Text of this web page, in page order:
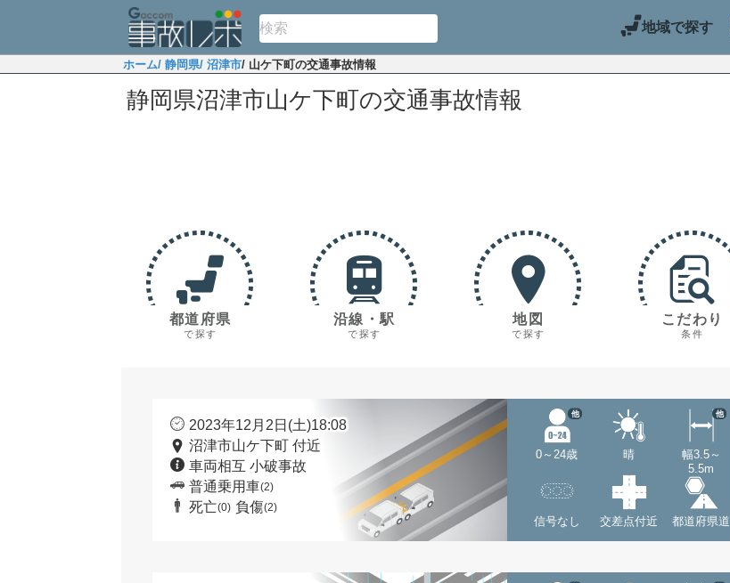
地域で探す
ホーム/ 静岡県/ 沼津市/ 山ケ下町の交通事故情報
静岡県沼津市山ケ下町の交通事故情報
都道府県
で探す
沿線・駅
で探す
地図
で探す
こだわり
条件
2023年12月2日(土)18:08
沼津市山ケ下町 付近
車両相互 小破事故
普通乗用車(2)
死亡(0) 負傷(2)
0～24歳
他
晴
幅3.5～
5.5m
他
信号なし 交差点付近 都道府県道